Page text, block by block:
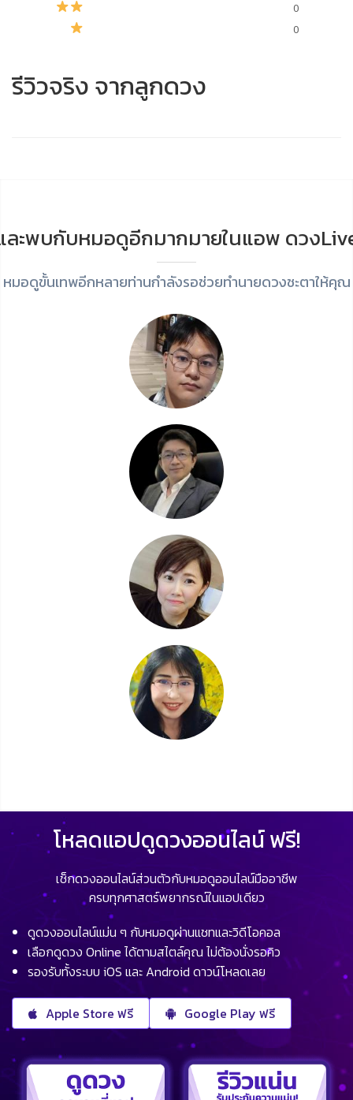
0
0
รีวิวจริง จากลูกดวง
ละพบกับหมอดูอีกมากมายในแอพ ดวง
หมอดูขั้นเทพอีกหลายท่านกำลังรอช่วยทำนายดวงชะตาให้คุณ
โหลดแอปดูดวงออนไลน์ ฟรี!
เช็กดวงออนไลน์ส่วนตัวกับหมอดูออนไลน์มืออาชีพ
ครบทุกศาสตร์พยากรณ์ในแอปเดียว
ดูดวงออนไลน์แม่น ๆ กับหมอดูผ่านแชทและวิดีโอคอล
เลือกดูดวง Online ได้ตามสไตล์คุณ ไม่ต้องนั่งรอคิว
รองรับทั้งระบบ iOS และ Android ดาวน์โหลดเลย
Apple Store ฟรี Google Play ฟรี